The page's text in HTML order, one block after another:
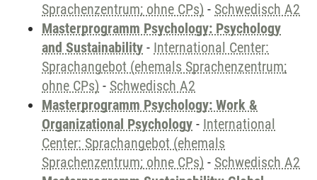
Sprachenzentrum; ohne CPs) - Schwedisch A2
Masterprogramm Psychology: Psychology
and Sustainability - International Center:
Sprachangebot (ehemals Sprachenzentrum;
ohne CPs) - Schwedisch A2
Masterprogramm Psychology: Work &
Organizational Psychology - International
Center: Sprachangebot (ehemals
Sprachenzentrum; ohne CPs) - Schwedisch A2